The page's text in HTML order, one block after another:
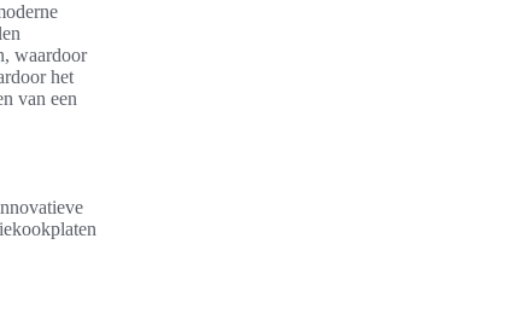
waardoor
het
van een